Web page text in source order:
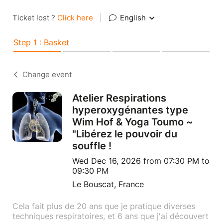
Ticket lost ? Click here English
Step 1 : Basket
Change event
Atelier Respirations
hyperoxygénantes type
Wim Hof & Yoga Toumo ~
"Libérez le pouvoir du
souffle !
Wed Dec 16, 2026 from 07:30 PM to
09:30 PM
Le Bouscat, France
Cela fait plus de 20 ans que je pratique diverses
techniques respiratoires, et 6 ans que j'ai découvert